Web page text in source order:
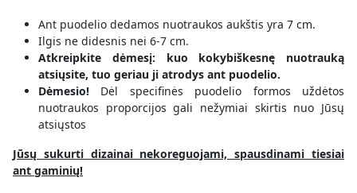
Ant puodelio dedamos nuotraukos aukštis yra 7 cm.
Ilgis ne didesnis nei 6-7 cm.
Atkreipkite dėmesį: kuo kokybiškesnę nuotrauką
atsiųsite, tuo geriau ji atrodys ant puodelio.
Dėmesio! Dėl specifinės puodelio formos uždėtos
nuotraukos proporcijos gali nežymiai skirtis nuo Jūsų
atsiųstos
Jūsų sukurti dizainai nekoreguojami, spausdinami tiesiai
ant gaminių!